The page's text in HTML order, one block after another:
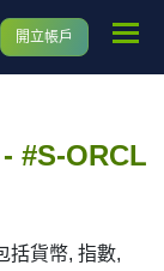
開立帳戶
#S-ORCL
括貨幣, 指數,